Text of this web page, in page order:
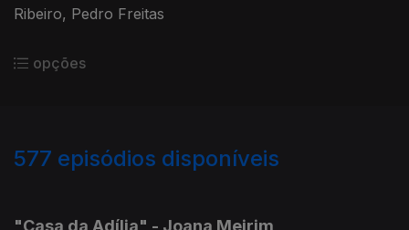
Ribeiro, Pedro Freitas
opções
577 episódios disponíveis
"Casa da Adília" - Joana Meirim